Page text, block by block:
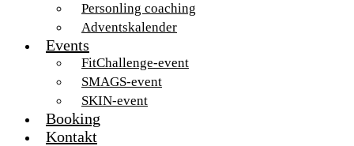
Personling coaching
Adventskalender
Events
FitChallenge-event
SMAGS-event
SKIN-event
Booking
Kontakt